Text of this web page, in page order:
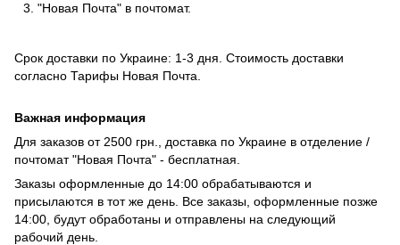
"Новая Почта" в почтомат.
Срок доставки по Украине: 1-3 дня. Стоимость доставки
согласно Тарифы Новая Почта
Важная информация
Для заказов от 2500 грн., доставка по Украине в отделение /
почтомат "Новая Почта" - бесплатная.
Заказы оформленные до 14:00 обрабатываются и
присылаются в тот же день. Все заказы, оформленные позже
14:00, будут обработаны и отправлены на следующий
рабочий день.